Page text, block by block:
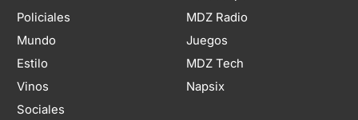
Policiales
Mundo
Estilo
Vinos
Sociales
MDZ Radio
Juegos
MDZ Tech
Napsix